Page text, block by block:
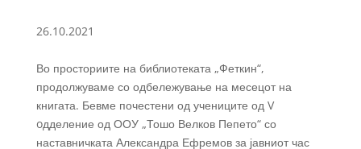
26.10.2021
Во просториите на библиотеката „Феткин“,
продолжуваме со одбележување на месецот на
книгата. Бевме почестени од учениците од V
oдделение од ООУ „Тошо Велков Пепето“ со
наставничката Александра Ефремов за јавниот час